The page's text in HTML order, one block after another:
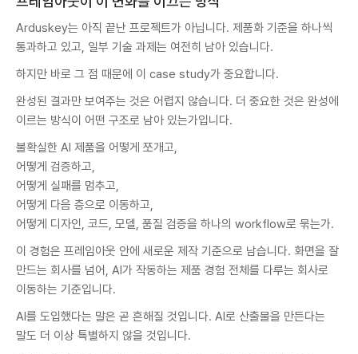
Arduskey는 아직 끝난 프로젝트가 아닙니다. 제품화 기준을 하나씩
통과하고 있고, 일부 기술 과제는 여전히 남아 있습니다.
하지만 바로 그 점 때문에 이 case study가 중요합니다.
완성된 결과만 보여주는 것은 어렵지 않습니다. 더 중요한 것은 완성에
이르는 방식이 어떤 구조로 남아 있는가입니다.
불확실한 AI 제품을 어떻게 쪼개고,
어떻게 검증하고,
어떻게 실패를 멈추고,
어떻게 다음 층으로 이동하고,
어떻게 디자인, 코드, 모델, 품질 검증을 하나의 workflow로 묶는가.
이 경험은 프레임아웃 안에 새로운 제작 기준으로 남습니다. 화면을 잘
만드는 회사를 넘어, AI가 작동하는 제품 경험 전체를 다루는 회사로
이동하는 기준입니다.
AI를 도입했다는 말은 곧 흔해질 것입니다. AI로 산출물을 만든다는
말도 더 이상 특별하지 않을 것입니다.